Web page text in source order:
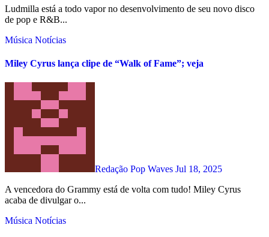
Ludmilla está a todo vapor no desenvolvimento de seu novo disco
de pop e R&B...
Música Notícias
Miley Cyrus lança clipe de “Walk of Fame”; veja
Redação Pop Waves Jul 18, 2025
A vencedora do Grammy está de volta com tudo! Miley Cyrus
acaba de divulgar o...
Música Notícias